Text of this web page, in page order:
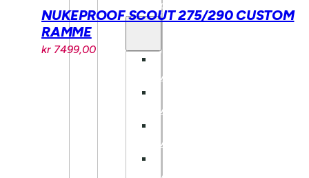
UTSTYR
BARN
BARN
BARN
NUKEPROOF SCOUT 275/290 CUSTOM
RAMME
kr 7499,00